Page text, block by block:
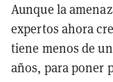
Aunque la
expertos ahora
tiene menos de
años, para poner